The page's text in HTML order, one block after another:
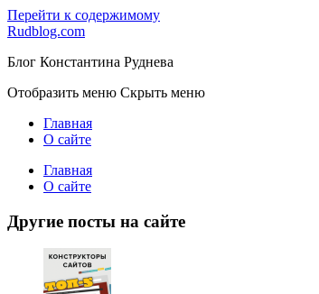
Перейти к содержимому
Rudblog.com
Блог Константина Руднева
Отобразить меню Скрыть меню
Главная
О сайте
Главная
О сайте
Другие посты на сайте